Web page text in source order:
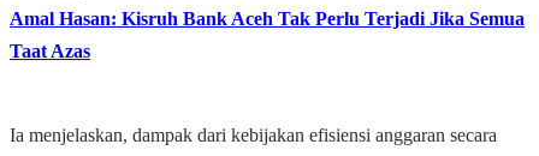
Amal Hasan: Kisruh Bank Aceh Tak Perlu Terjadi Jika Semua
Taat Azas
Ia menjelaskan, dampak dari kebijakan efisiensi anggaran secara